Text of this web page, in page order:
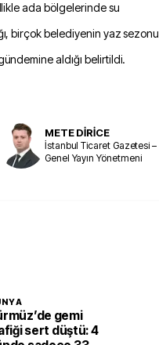
ada bölgelerinde su
birçok belediyenin yaz sezonu
aldığı belirtildi.
METE DİRİCE
İstanbul Ticaret Gazetesi –
Genel Yayın Yönetmeni
gemi
sert düştü: 4